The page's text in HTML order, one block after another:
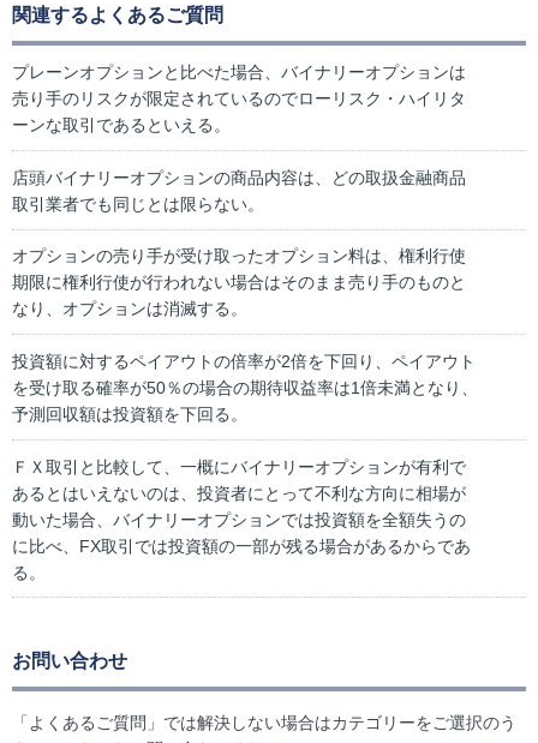
関連するよくあるご質問
プレーンオプションと比べた場合、バイナリーオプションは
売り手のリスクが限定されているのでローリスク・ハイリタ
ーンな取引であるといえる。
店頭バイナリーオプションの商品内容は、どの取扱金融商品
取引業者でも同じとは限らない。
オプションの売り手が受け取ったオプション料は、権利行使
期限に権利行使が行われない場合はそのまま売り手のものと
なり、オプションは消滅する。
投資額に対するペイアウトの倍率が2倍を下回り、ペイアウト
を受け取る確率が50％の場合の期待収益率は1倍未満となり、
予測回収額は投資額を下回る。
ＦＸ取引と比較して、一概にバイナリーオプションが有利で
あるとはいえないのは、投資者にとって不利な方向に相場が
動いた場合、バイナリーオプションでは投資額を全額失うの
に比べ、FX取引では投資額の一部が残る場合があるからであ
る。
お問い合わせ
「よくあるご質問」では解決しない場合はカテゴリーをご選択のう